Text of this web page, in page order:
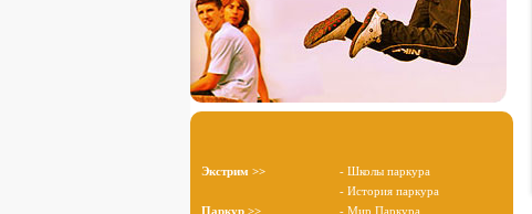
Экстрим >>
Паркур >>
- Школы паркура
- История паркура
- Мир Паркура